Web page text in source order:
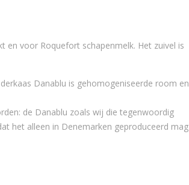
en voor Roquefort schapenmelk. Het zuivel is
Danablu is gehomogeniseerde room en
de Danablu zoals wij die tegenwoordig
het alleen in Denemarken geproduceerd mag